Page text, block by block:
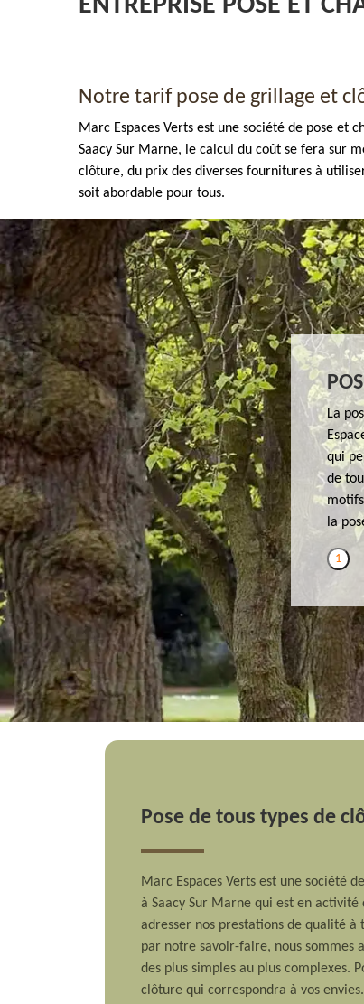
Enlèvement de tout végétaux 77
ENTREPRISE POSE ET
Notre tarif pose de grillage et
Marc Espaces Verts est une société de pose et
Saacy Sur Marne, le calcul du coût se fera sur
clôture, du prix des diverses fournitures à
soit abordable pour tous.
La
qui
de
la
1
Pose de tous types de
Marc Espaces Verts est une société
à Saacy Sur Marne qui est en activité
adresser nos prestations de qualité
par notre savoir-faire, nous sommes
des plus simples au plus complexes.
clôture qui correspondra à vos